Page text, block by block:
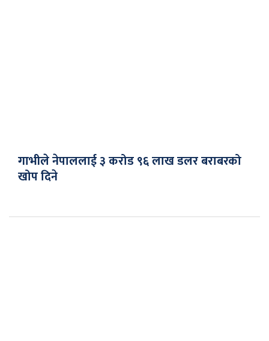
गाभीले नेपाललाई ३ करोड ९६ लाख डलर बराबरको
खोप दिने